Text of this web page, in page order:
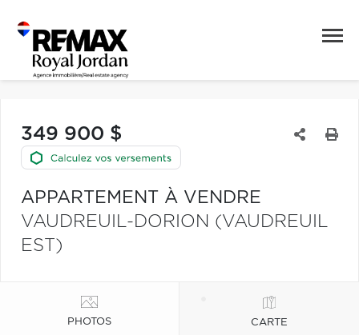
349 900 $
APPARTEMENT À VENDRE
VAUDREUIL-DORION (VAUDREUIL
EST)
PHOTOS CARTE